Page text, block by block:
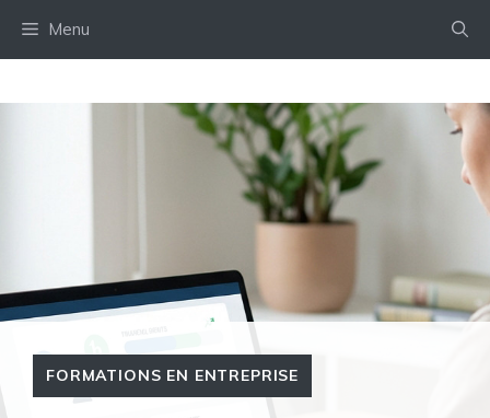
Menu
FORMATIONS EN ENTREPRISE